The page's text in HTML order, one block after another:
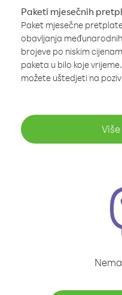
Paketi mjesečnih
Paket mjesečne
obavljanja
brojeve po niskim
paketa u bilo koje
možete uštedjeti na